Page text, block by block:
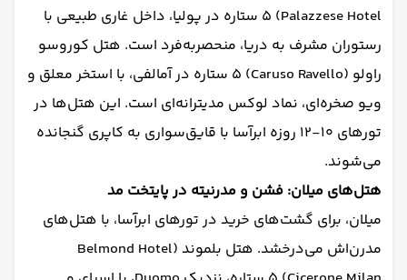
Palazzese Hotel) ۵ ستاره در پولیا، داخل غاری طبیعی با
رستوران مشرف به دریا، منحصربه‌فرد است. هتل کوروسو
راولو (Caruso Ravello) ۵ ستاره در آمالفی، با استخر معلق و
ویو صخره‌ای، نماد لوکس مدیترانه‌ای است. این هتل‌ها در
تورهای ۱۰-۱۲ روزه ابرآسا با قایق‌سواری به کاپری گنجانده
می‌شوند.
هتل‌های میلان: فشن و مدرنیته در پایتخت مد
میلان، برای گشت‌های خرید در تورهای ابرآسا، با هتل‌های
مدرن‌اش می‌درخشد. هتل بلموند (Belmond Hotel